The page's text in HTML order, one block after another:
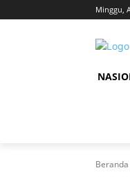
Minggu,
Beranda